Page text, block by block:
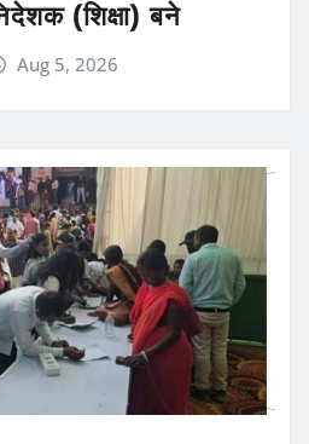
(शिक्षा) बने
Aug 5, 2026